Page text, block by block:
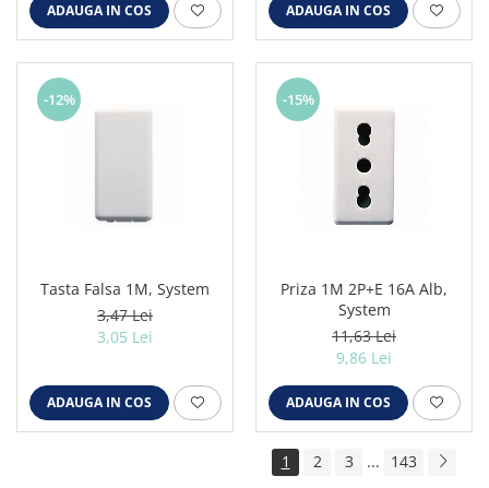
ADAUGA IN COS ADAUGA IN COS
-12%
Tasta Falsa 1M, System
3,47 Lei
3,05 Lei
ADAUGA IN COS
-15%
Priza 1M 2P+E 16A Alb,
System
11,63 Lei
9,86 Lei
ADAUGA IN COS
1 2 3 ... 143